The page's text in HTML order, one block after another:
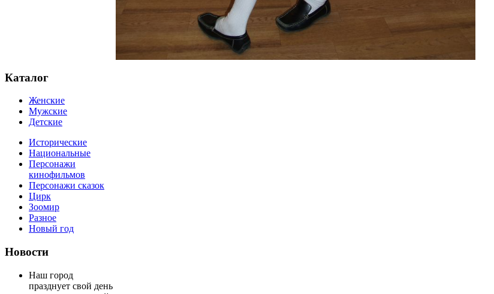
Каталог
Женские
Мужские
Детские
Исторические
Национальные
Персонажи
кинофильмов
Персонажи сказок
Цирк
Зоомир
Разное
Новый год
Новости
Наш город
празднует свой день